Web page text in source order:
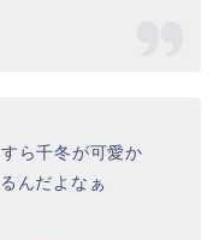
ら千冬が可愛か
んだよなぁ